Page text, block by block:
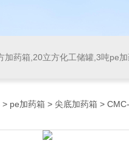
加药箱,20立方化工储罐,3吨pe
> pe加药箱 > 尖底加药箱 >